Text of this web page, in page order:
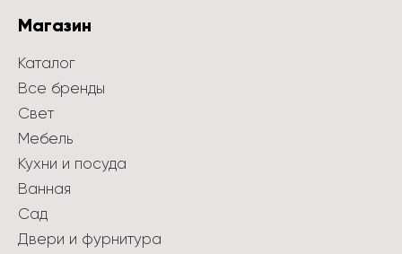
Магазин
Каталог
Все бренды
Свет
Мебель
Кухни и посуда
Ванная
Сад
Двери и фурнитура